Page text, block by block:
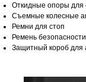
Откидные опоры для
Съемные колесные
Ремни для стоп
Ремень безопасности
Защитный короб для